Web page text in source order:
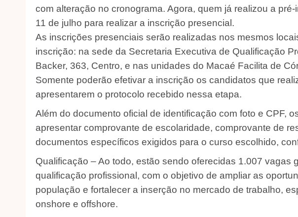
com alteração no cronograma. Agora, quem já realizou a
11 de julho para realizar a inscrição presencial.
As inscrições presenciais serão realizadas nos mesmos
inscrição: na sede da Secretaria Executiva de Qualificação
Backer, 363, Centro, e nas unidades do Macaé Facilita de
Somente poderão efetivar a inscrição os candidatos que
apresentarem o protocolo recebido nessa etapa.
Além do documento oficial de identificação com foto e CPF,
apresentar comprovante de escolaridade, comprovante de
documentos específicos exigidos para o curso escolhido,
Qualificação – Ao todo, estão sendo oferecidas 1.007 vagas
qualificação profissional, com o objetivo de ampliar as
população e fortalecer a inserção no mercado de trabalho,
onshore e offshore.